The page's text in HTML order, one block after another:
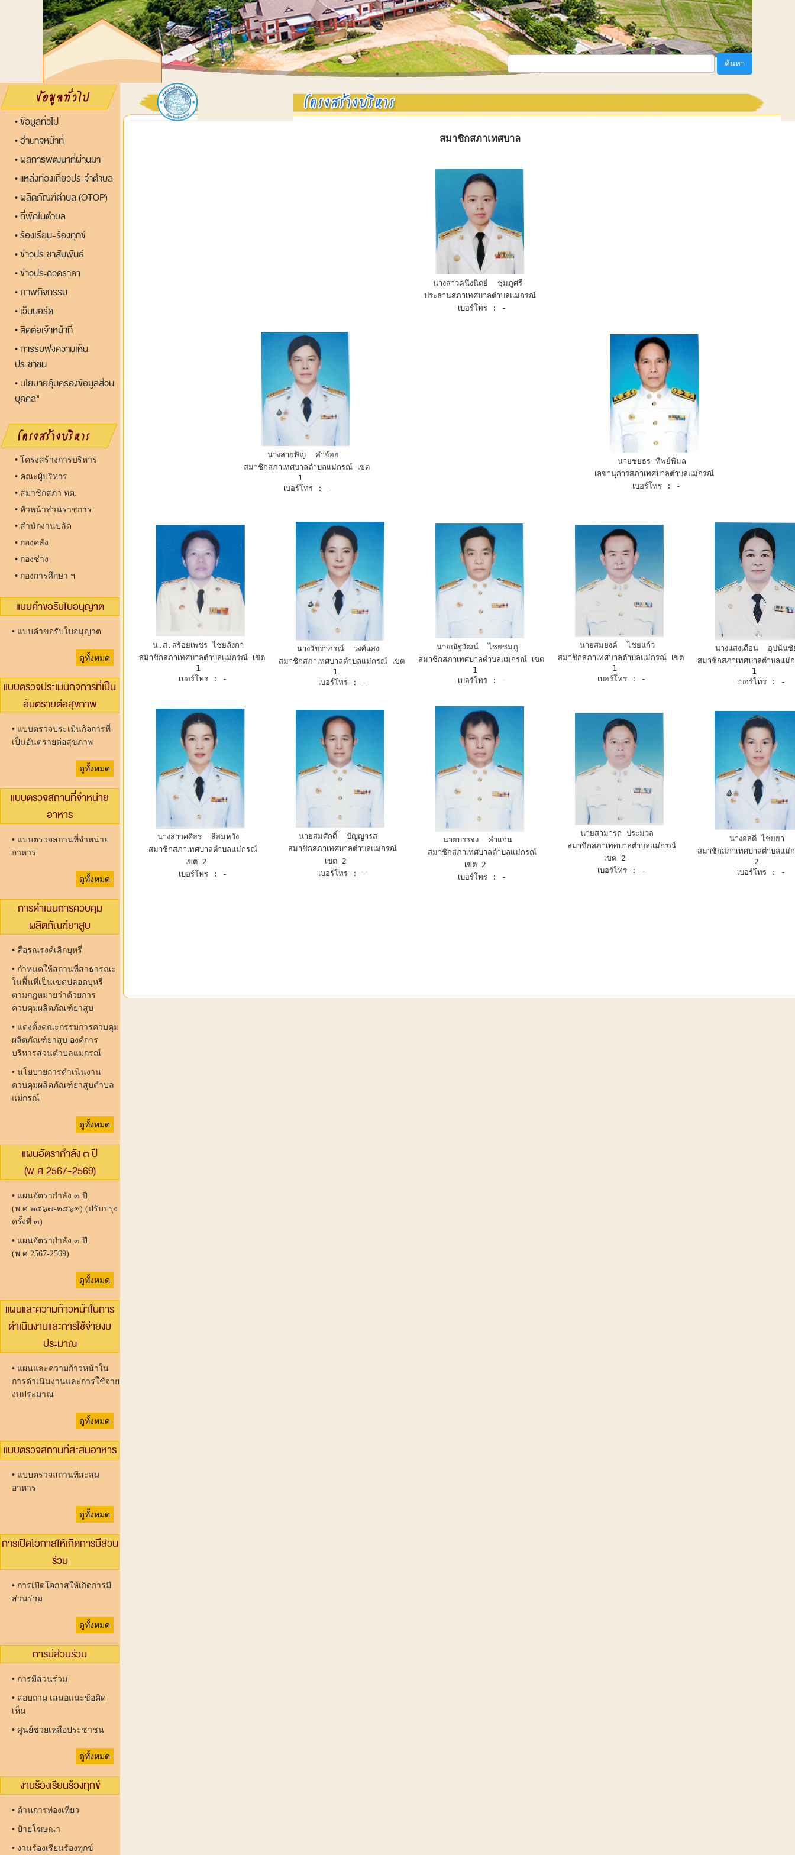
ค้นหา
• ข้อมูลทั่วไป
• อำนาจหน้าที่
• ผลการพัฒนาที่ผ่านมา
• แหล่งท่องเที่ยวประจำตำบล
• ผลิตภัณฑ์ตำบล (OTOP)
• ที่พักในตำบล
• ร้องเรียน-ร้องทุกข์
• ข่าวประชาสัมพันธ์
• ข่าวประกวดราคา
• ภาพกิจกรรม
• เว็บบอร์ด
• ติดต่อเจ้าหน้าที่
• การรับฟังความเห็น
ประชาชน
• นโยบายคุ้มครองข้อมูลส่วน
บุคคล"
• โครงสร้างการบริหาร
• คณะผู้บริหาร
• สมาชิกสภา ทต.
• หัวหน้าส่วนราชการ
• สำนักงานปลัด
• กองคลัง
• กองช่าง
• กองการศึกษา ฯ
แบบคำขอรับใบอนุญาต
• แบบคำขอรับใบอนุญาต
ดูทั้งหมด
แบบตรวจประเมินกิจการที่เป็น
อันตรายต่อสุขภาพ
• แบบตรวจประเมินกิจการที่
เป็นอันตรายต่อสุขภาพ
ดูทั้งหมด
แบบตรวจสถานที่จำหน่าย
อาหาร
• แบบตรวจสถานที่จำหน่าย
อาหาร
ดูทั้งหมด
การดำเนินการควบคุม
ผลิตภัณฑ์ยาสูบ
• สื่อรณรงค์เลิกบุหรี่
• กำหนดให้สถานที่สาธารณะ
ในพื้นที่เป็นเขตปลอดบุหรี่
ตามกฎหมายว่าด้วยการ
ควบคุมผลิตภัณฑ์ยาสูบ
• แต่งตั้งคณะกรรมการควบคุม
ผลิตภัณฑ์ยาสูบ องค์การ
บริหารส่วนตำบลแม่กรณ์
• นโยบายการดำเนินงาน
ควบคุมผลิตภัณฑ์ยาสูบตำบล
แม่กรณ์
ดูทั้งหมด
แผนอัตรากำลัง ๓ ปี
(พ.ศ.2567-2569)
• แผนอัตรากำลัง ๓ ปี
(พ.ศ.๒๕๖๗-๒๕๖๙) (ปรับปรุง
ครั้งที่ ๓)
• แผนอัตรากำลัง ๓ ปี
(พ.ศ.2567-2569)
ดูทั้งหมด
แผนและความก้าวหน้าในการ
ดำเนินงานและการใช้จ่ายงบ
ประมาณ
• แผนและความก้าวหน้าใน
การดำเนินงานและการใช้จ่าย
งบประมาณ
ดูทั้งหมด
แบบตรวจสถานทีสะสมอาหาร
• แบบตรวจสถานทีสะสม
อาหาร
ดูทั้งหมด
การเปิดโอกาสให้เกิดการมีส่วน
ร่วม
• การเปิดโอกาสให้เกิดการมี
ส่วนร่วม
ดูทั้งหมด
การมีส่วนร่วม
• การมีส่วนร่วม
• สอบถาม เสนอแนะข้อคิด
เห็น
• ศูนย์ช่วยเหลือประชาชน
ดูทั้งหมด
งานร้องเรียนร้องทุกข์
• ด้านการท่องเที่ยว
• ป้ายโฆษณา
• งานร้องเรียนร้องทุกข์
สมาชิกสภาเทศบาล
นางสาวคนึงนิตย์  ชุมภูศรี
ประธานสภาเทศบาลตำบลแม่กรณ์
เบอร์โทร : -
นางสายพิญ  คำจ้อย
1
เบอร์โทร : -
นายชยธร ทิพย์พิมล
เลขานุการสภาเทศบาลตำบลแม่กรณ์
เบอร์โทร : -
น.ส.สร้อยเพชร ไชยลังกา
1
เบอร์โทร : -
นางวัชราภรณ์  วงศ์แสง
1
เบอร์โทร : -
นายณัฐวัฒน์  ไชยชมภู
1
เบอร์โทร : -
นายสมยงค์  ไชยแก้ว
1
เบอร์โทร : -
นางแสงเดือน  อุปนัน
1
เบอร์โทร : -
นางสาวศศิธร  สีสมหวัง
เขต 2
เบอร์โทร : -
นายสมศักดิ์  ปัญญารส
เขต 2
เบอร์โทร : -
นายบรรจง  คำแก่น
เขต 2
เบอร์โทร : -
นายสามารถ ประมวล
เขต 2
เบอร์โทร : -
นางอลดี ไชยยา
2
เบอร์โทร : -